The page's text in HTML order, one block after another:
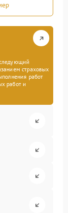
страховых
работ
работ и